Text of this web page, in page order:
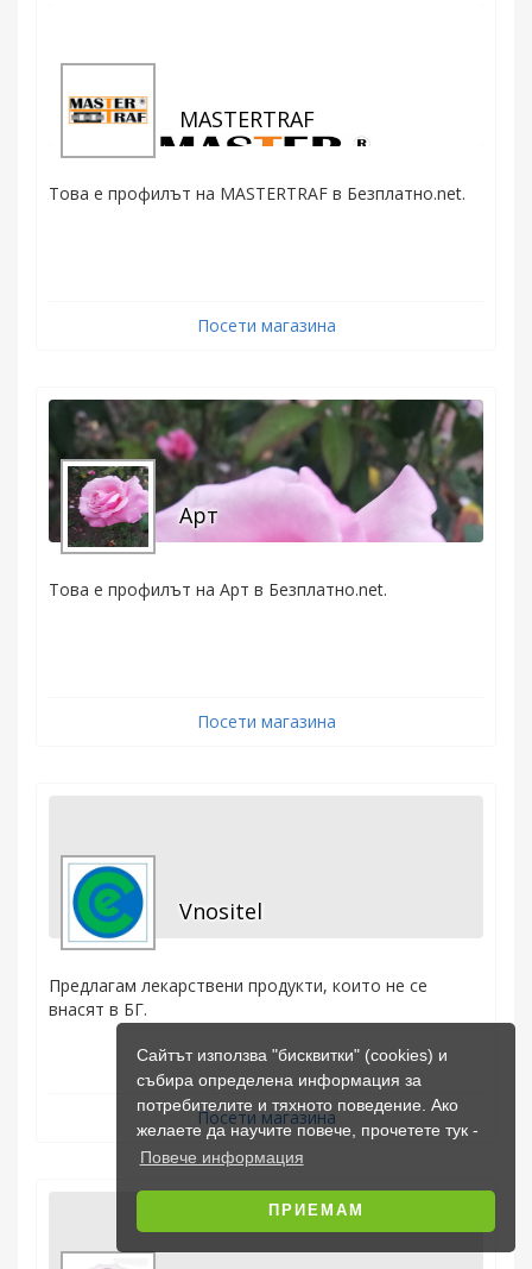
Сайтът използва "бисквитки" (cookies) и
събира определена информация за
потребителите и тяхното поведение. Ако
желаете да научите повече, прочетете тук -
Повече информация
ПРИЕМАМ
MASTERTRAF
Това е профилът на MASTERTRAF в Безплатно.net.
Посети магазина
Арт
Това е профилът на Арт в Безплатно.net.
Посети магазина
Vnositel
Предлагам лекарствени продукти, които не се
внасят в БГ.
Посети магазина